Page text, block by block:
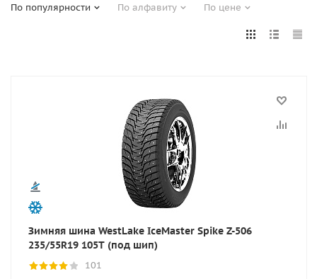
По популярности По алфавиту По цене
Зимняя шина WestLake IceMaster Spike Z-506
235/55R19 105T (под шип)
101